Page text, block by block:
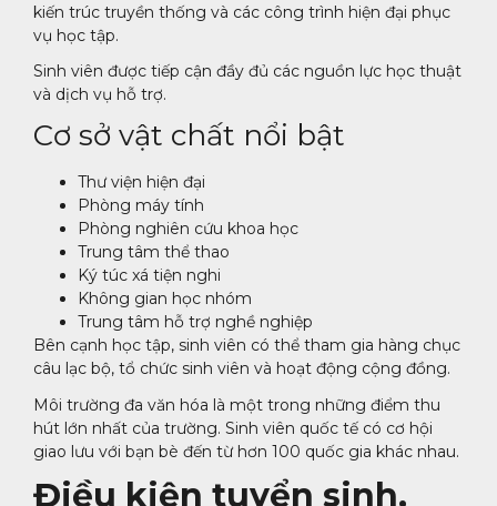
kiến trúc truyền thống và các công trình hiện đại phục
vụ học tập.
Sinh viên được tiếp cận đầy đủ các nguồn lực học thuật
và dịch vụ hỗ trợ.
Cơ sở vật chất nổi bật
Thư viện hiện đại
Phòng máy tính
Phòng nghiên cứu khoa học
Trung tâm thể thao
Ký túc xá tiện nghi
Không gian học nhóm
Trung tâm hỗ trợ nghề nghiệp
Bên cạnh học tập, sinh viên có thể tham gia hàng chục
câu lạc bộ, tổ chức sinh viên và hoạt động cộng đồng.
Môi trường đa văn hóa là một trong những điểm thu
hút lớn nhất của trường. Sinh viên quốc tế có cơ hội
giao lưu với bạn bè đến từ hơn 100 quốc gia khác nhau.
Điều kiện tuyển sinh,